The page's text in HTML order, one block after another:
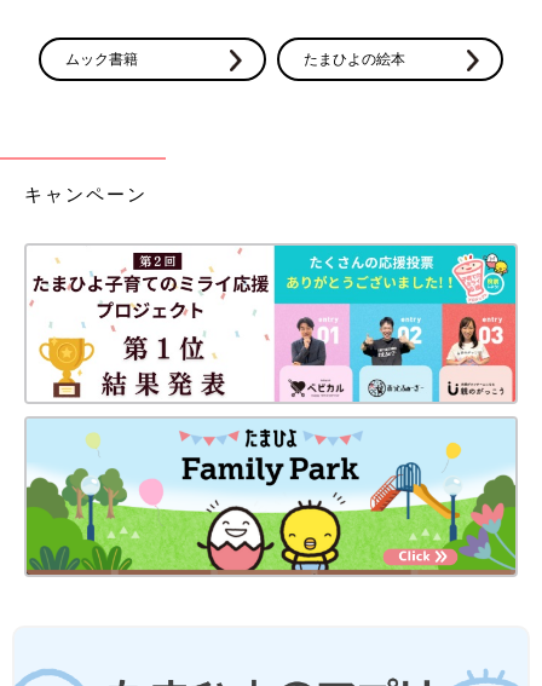
※文中のコメントは「たまひよ」アプリユーザーから集めた体験
談を再編集したものです。
※記事の内容は2026年4月の情報であり、現在と異なる場合があ
ムック書籍 たまひよの絵本
キャンペーン